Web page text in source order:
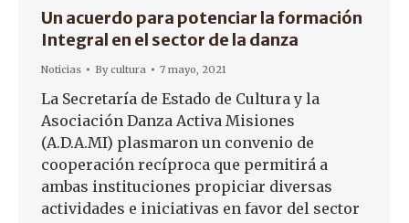
Un acuerdo para potenciar la formación
Integral en el sector de la danza
Noticias Bycultura 7 mayo, 2021
La Secretaría de Estado de Cultura y la
Asociación Danza Activa Misiones
(A.D.A.MI) plasmaron un convenio de
cooperación recíproca que permitirá a
ambas instituciones propiciar diversas
actividades e iniciativas en favor del sector